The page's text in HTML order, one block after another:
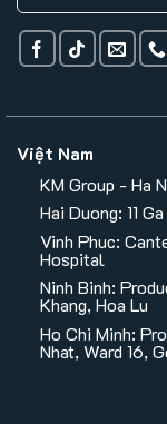
Việt Nam
KM Group - Ha
Hai Duong: 11
Vinh Phuc:
Hospital
Ninh Binh:
Khang, Hoa Lu
Ho Chi Minh:
Nhat, Ward 16,